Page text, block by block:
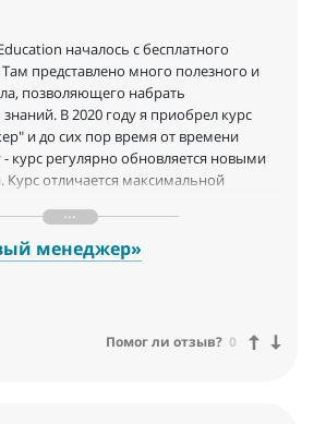
началось с бесплатного
представлено много полезного и
позволяющего набрать
B 2020 году я приобрел курс
и до сих пор время от времени
курс регулярно обновляется новыми
отличается максимальной
на отсутствие соответствующее
менеджер»
Помог ли отзыв? 0